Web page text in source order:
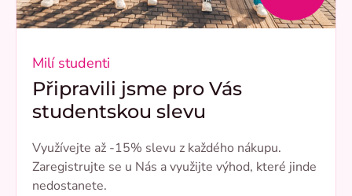
Milí studenti
Připravili jsme pro Vás
studentskou slevu
Využívejte až -15% slevu z každého nákupu.
Zaregistrujte se u Nás a využijte výhod, které jinde
nedostanete.